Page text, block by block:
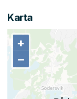
Karta
+
−
+
−